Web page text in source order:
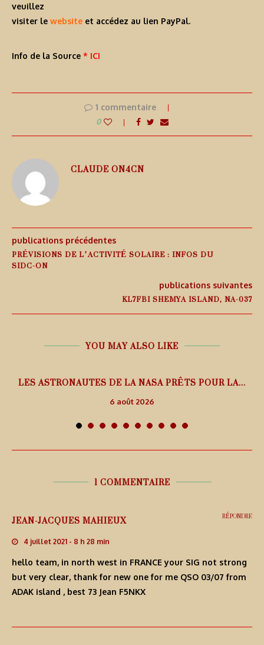
veuillez
visiter le website et accédez au lien PayPal.
Info de la Source * ICI
1 commentaire
0
CLAUDE ON4CN
publications précédentes
PRÉVISIONS DE L’ACTIVITÉ SOLAIRE : INFOS DU
SIDC-ON
publications suivantes
KL7FBI SHEMYA ISLAND, NA-037
YOU MAY ALSO LIKE
LES ASTRONAUTES DE LA NASA PRÊTS POUR LA...
6 août 2026
1 COMMENTAIRE
JEAN-JACQUES MAHIEUX
4 juillet 2021 - 8 h 28 min
hello team, in north west in FRANCE your SIG not strong
but very clear, thank for new one for me QSO 03/07 from
ADAK island , best 73 Jean F5NKX
RÉPONDRE